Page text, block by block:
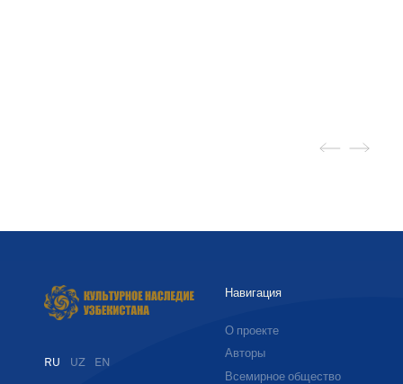
RU UZ EN
Навигация
О проекте
Авторы
Всемирное общество